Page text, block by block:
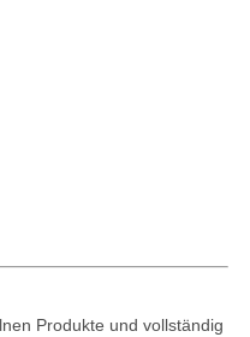
Produkte und vollständig